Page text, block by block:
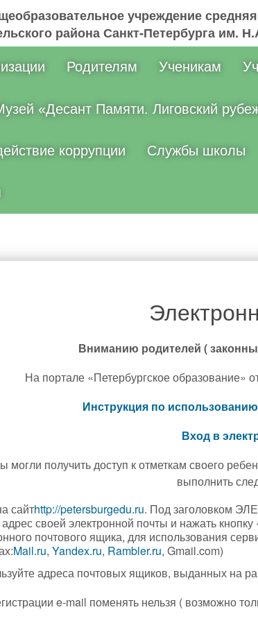
учреждение
района Санкт-Петербурга им.
Родителям Ученикам
«Десант Памяти. Лиговский
коррупции Службы школы
Наши
Вниманию родителей (
На портале «Петербургское образование»
Инструкция по
Вход в
могли получить доступ к отметкам своего
выполнить
сайтhttp://petersburgedu.ru. Под заголовком
своей электронной почты и нажать
почтового ящика, для использования
Mail.ru, Yandex.ru, Rambler.ru, Gmail.com)
адреса почтовых ящиков, выданных на
e-mail поменять нельзя ( возможно